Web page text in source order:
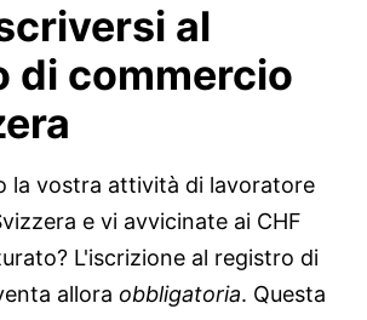
al
di commercio
la vostra attività di lavoratore
e vi avvicinate ai CHF
L'iscrizione al registro di
allora obbligatoria. Questa